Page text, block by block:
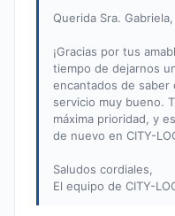
Querida Sra. Gabriela,
¡Gracias por tus
tiempo de dejarnos
encantados de
servicio muy bueno.
máxima prioridad, y
de nuevo en CITY-
Saludos cordiales,
El equipo de CITY-